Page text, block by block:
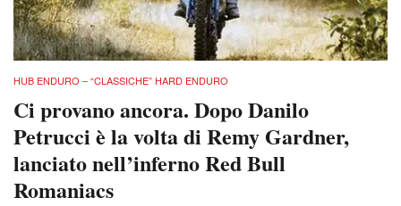
HUB ENDURO – “CLASSICHE” HARD ENDURO
Ci provano ancora. Dopo Danilo
Petrucci è la volta di Remy Gardner,
lanciato nell’inferno Red Bull
Romaniacs